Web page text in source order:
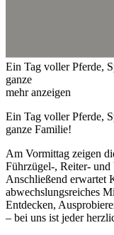
Ein Tag voller Pferde,
ganze
mehr anzeigen
Ein Tag voller Pferde,
ganze Familie!
Am Vormittag zeigen
Führzügel-, Reiter-
Anschließend erwartet
abwechslungsreiches
Entdecken,
– bei uns ist jeder